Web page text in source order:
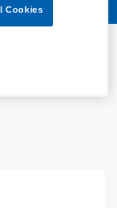
Cookies